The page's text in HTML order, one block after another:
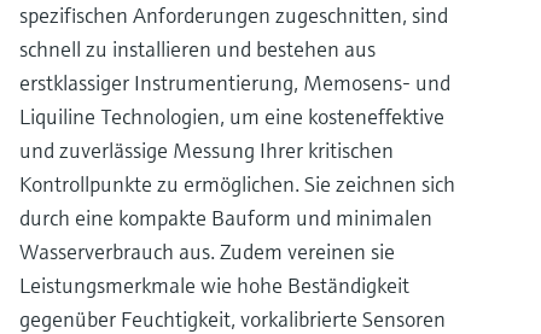
spezifischen Anforderungen zugeschnitten, sind
schnell zu installieren und bestehen aus
erstklassiger Instrumentierung, Memosens- und
Liquiline Technologien, um eine kosteneffektive
und zuverlässige Messung Ihrer kritischen
Kontrollpunkte zu ermöglichen. Sie zeichnen sich
durch eine kompakte Bauform und minimalen
Wasserverbrauch aus. Zudem vereinen sie
Leistungsmerkmale wie hohe Beständigkeit
gegenüber Feuchtigkeit, vorkalibrierte Sensoren